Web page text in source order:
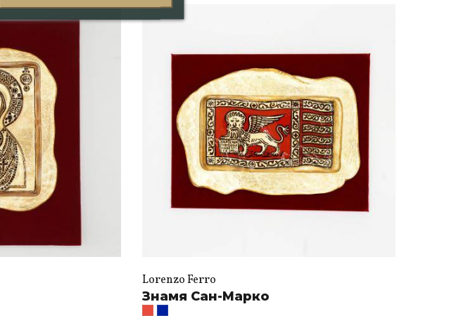
Lorenzo Ferro
Знамя Сан-Марко